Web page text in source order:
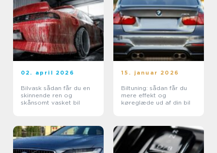
02. april 2026
Bilvask sådan får du en
skinnende ren og
skånsomt vasket bil
15. januar 2026
Biltuning: sådan får du
mere effekt og
køreglæde ud af din bil